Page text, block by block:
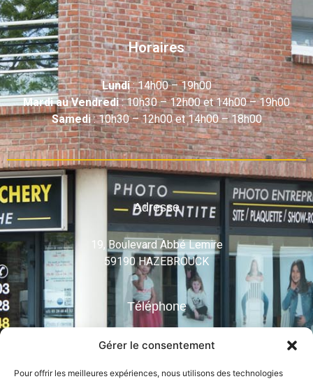
Gérer le consentement
Pour offrir les meilleures expériences, nous utilisons des technologies
Horaires
Lundi: 14h00 – 19h00
Mardi au Vendredi: 10h30 – 12h00 et 14h00 – 19h00
Samedi: 10h30 – 12h00 et 14h00 – 18h00
Adresse
19, Boulevard Abbé Lemire
59190 HAZEBROUCK
Téléphone
03 28 48 61 52
Mail